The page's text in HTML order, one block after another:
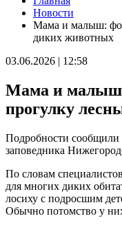
вывели новые сорта
переработки на чипсы
10.08.2026 | 10:00
электричества
Опасная инфекция
10.08.2026 | 09:50
10.08.2026 | 09:39
Народные приметы на 11
10.08.2026 | 09:23
В Москве продолжает
10.08.2026 | 09:14
Самарцы 10 августа
Новости
Мама и малыш:
диких животных
03.06.2026 | 12:58
Мама и малыш:
прогулку
Подробности сообщили
заповедника
По словам
для многих диких
лосиху с подросшим
Обычно потомство у